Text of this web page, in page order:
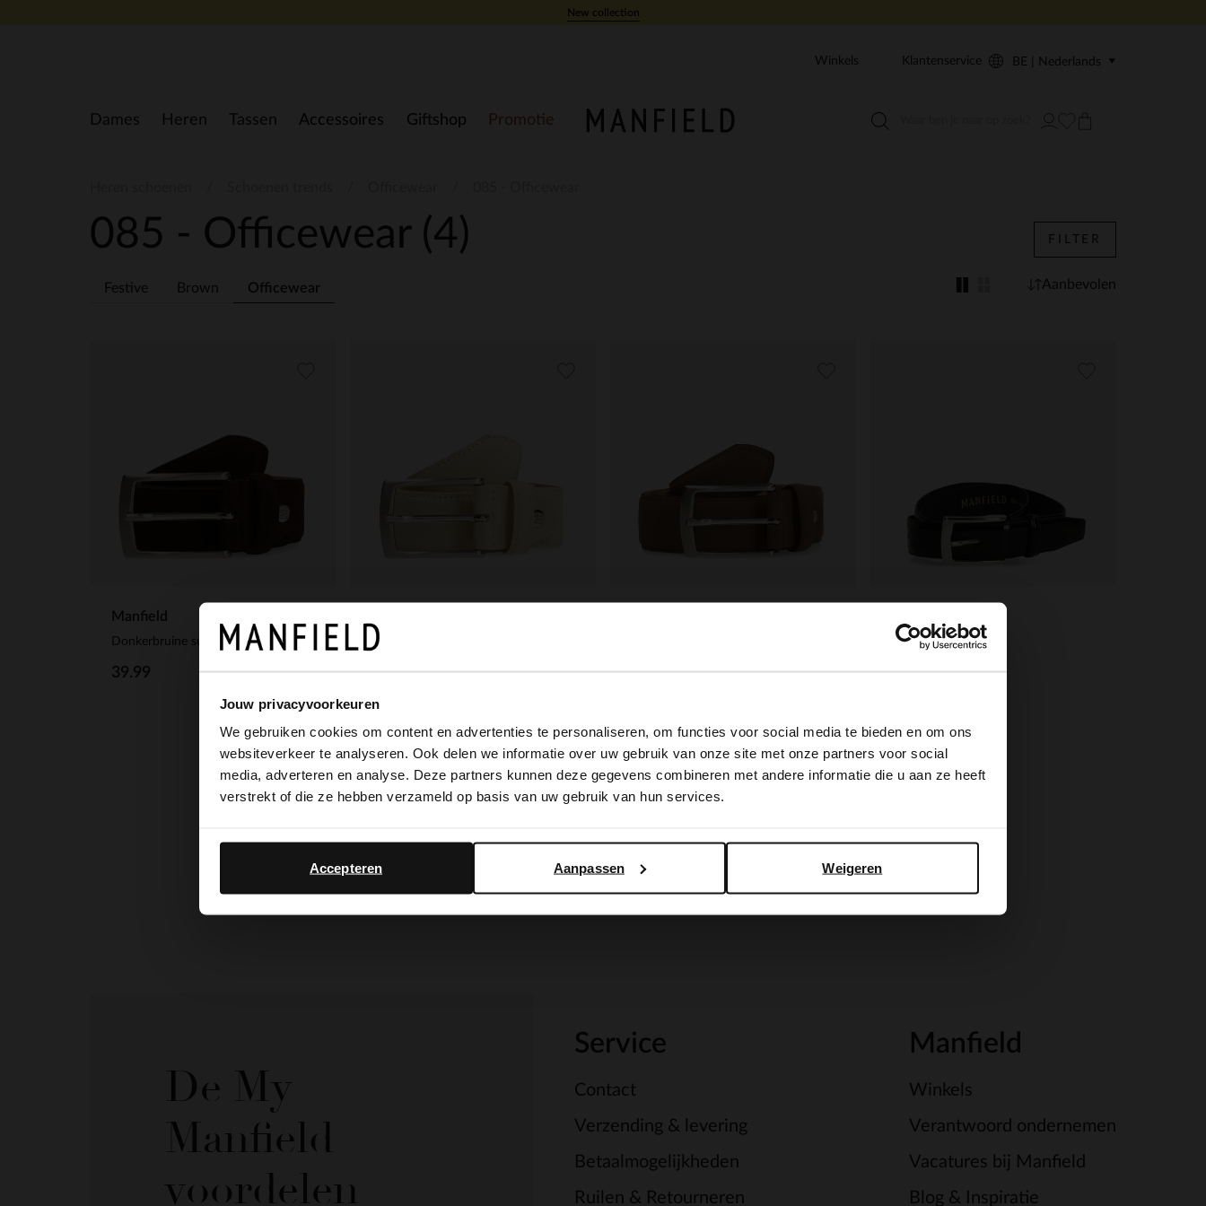
Jouw privacyvoorkeuren
We gebruiken cookies om content en advertenties te personaliseren, om functies voor social media te bieden en om ons
websiteverkeer te analyseren. Ook delen we informatie over uw gebruik van onze site met onze partners voor social
media, adverteren en analyse. Deze partners kunnen deze gegevens combineren met andere informatie die u aan ze heeft
verstrekt of die ze hebben verzameld op basis van uw gebruik van hun services.
Weigeren
Aanpassen
Accepteren
New collection
Dames Heren Tassen Accessoires Giftshop Promotie
Winkels Klantenservice BE | Nederlands
085 - Officewear (4)
Festive Brown Officewear
FILTER
Aanbevolen
Manfield
Donkerbruine suède riem
39.99
Beige suède riem
39.99 39.99
Zwarte lakleren riem
39.99
De My
Manfield
voordelen
Service
Contact
Verzending & levering
Betaalmogelijkheden
Ruilen & Retourneren
Manfield
Winkels
Verantwoord ondernemen
Vacatures bij Manfield
Blog & Inspiratie
×
It looks like your language isn't Dutch. Would you like to